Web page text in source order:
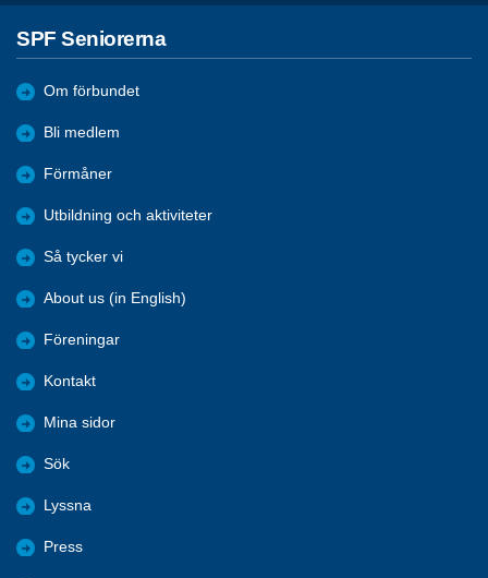
SPF Seniorerna
Om förbundet
Bli medlem
Förmåner
Utbildning och aktiviteter
Så tycker vi
About us (in English)
Föreningar
Kontakt
Mina sidor
Sök
Lyssna
Press